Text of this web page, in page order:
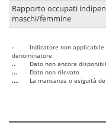
Rapporto occupati
maschi/femmine
-
Indicatore non
denominatore
..
Dato non ancora
...
Dato non rilevato
....
La mancanza o esiguità